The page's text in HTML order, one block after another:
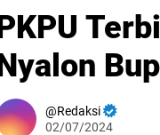
Redaksi
02/07/2024